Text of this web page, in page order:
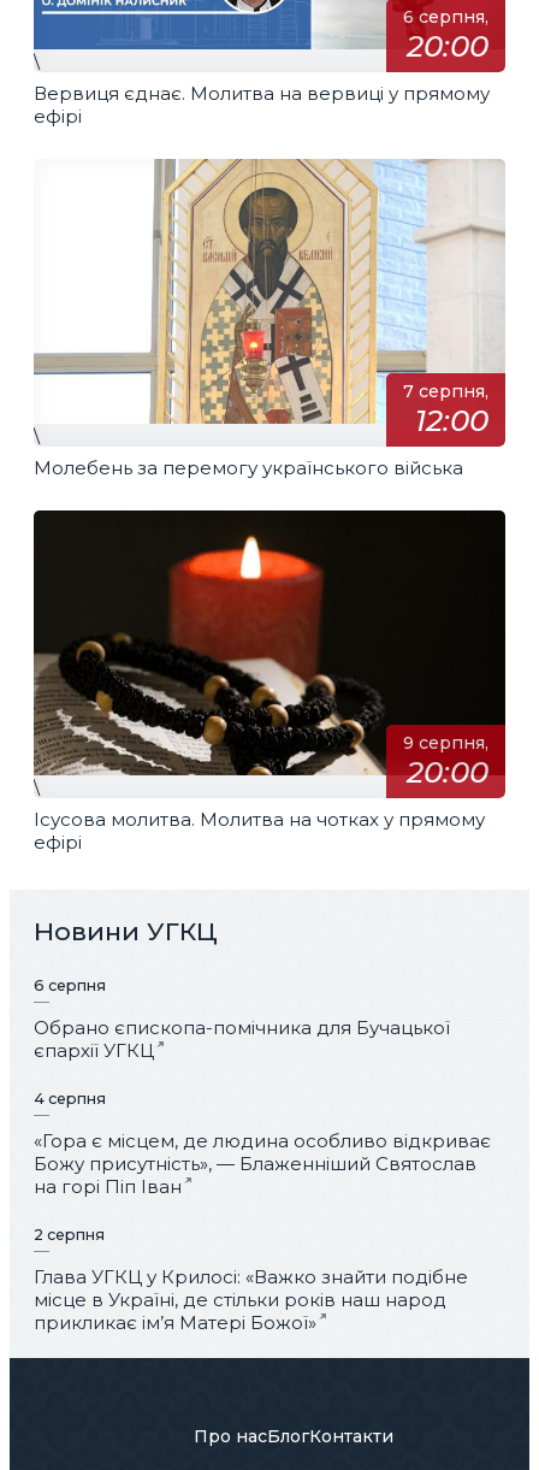
6 серпня,
20:00
\
Вервиця єднає. Молитва на вервиці у прямому
ефірі
7 серпня,
12:00
\
Молебень за перемогу українського війська
9 серпня,
20:00
\
Ісусова молитва. Молитва на чотках у прямому
ефірі
Новини УГКЦ
6 серпня
Обрано єпископа-помічника для Бучацької
єпархії УГКЦ
4 серпня
«Гора є місцем, де людина особливо відкриває
Божу присутність», — Блаженніший Святослав
на горі Піп Іван
2 серпня
Глава УГКЦ у Крилосі: «Важко знайти подібне
місце в Україні, де стільки років наш народ
прикликає ім’я Матері Божої»
Про насБлогКонтакти